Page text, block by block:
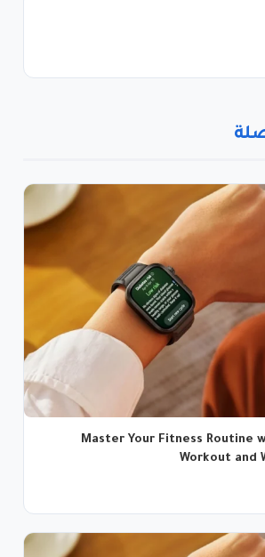
Master Your Fitness Routine
Workout and